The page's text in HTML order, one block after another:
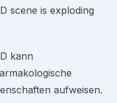
scene is exploding
kann
aufweisen.